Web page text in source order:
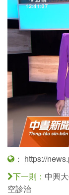
： https://
下一則： 中興
空診治